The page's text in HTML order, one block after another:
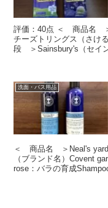
評価：40点 ＜ 商品名
チーズトリングス（さけ
段 ＞Sainsbury's（セイ
洗面・バス用品
＜ 商品名 ＞Neal's yard
（ブランド名）Covent
rose：バラの育成